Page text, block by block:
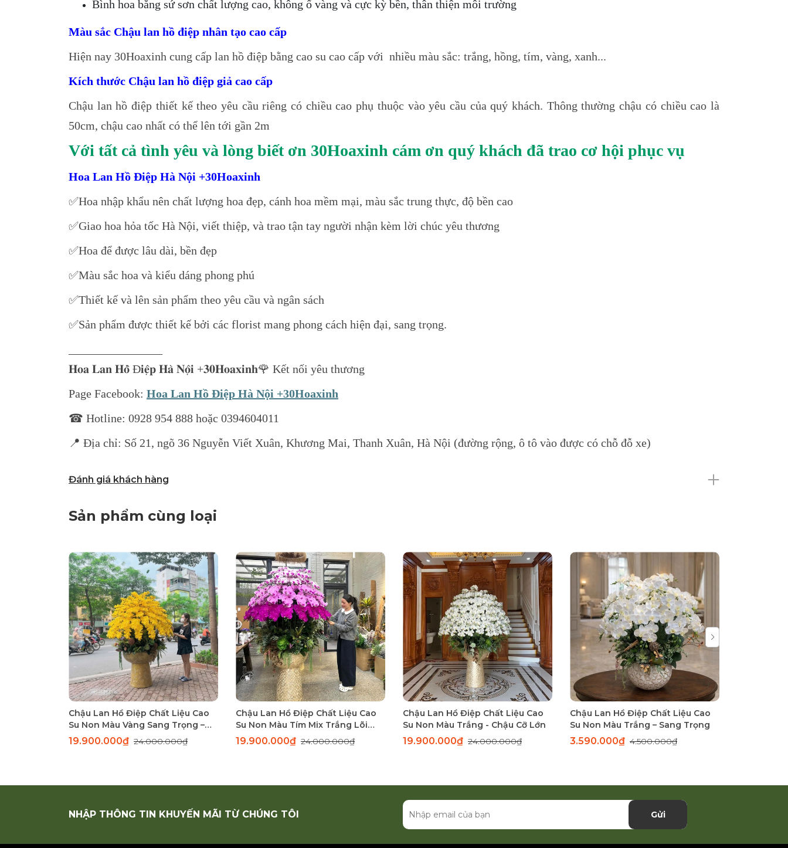
Bình hoa bằng sứ sơn chất lượng cao, không ố vàng và cực kỳ bền, thân thiện môi trường
Màu sắc Chậu lan hồ điệp nhân tạo cao cấp
Hiện nay 30Hoaxinh cung cấp lan hồ điệp bằng cao su cao cấp với nhiều màu sắc: trắng, hồng, tím, vàng, xanh...
Kích thước Chậu lan hồ điệp giả cao cấp
Chậu lan hồ điệp thiết kế theo yêu cầu riêng có chiều cao phụ thuộc vào yêu cầu của quý khách. Thông thường chậu có chiều cao là
50cm, chậu cao nhất có thể lên tới gần 2m
Với tất cả tình yêu và lòng biết ơn 30Hoaxinh cám ơn quý khách đã trao cơ hội phục vụ
Hoa Lan Hồ Điệp Hà Nội +30Hoaxinh
✅Hoa nhập khẩu nên chất lượng hoa đẹp, cánh hoa mềm mại, màu sắc trung thực, độ bền cao
✅Giao hoa hỏa tốc Hà Nội, viết thiệp, và trao tận tay người nhận kèm lời chúc yêu thương
✅Hoa để được lâu dài, bền đẹp
✅Màu sắc hoa và kiểu dáng phong phú
✅Thiết kế và lên sản phẩm theo yêu cầu và ngân sách
✅Sản phẩm được thiết kế bởi các florist mang phong cách hiện đại, sang trọng.
𝐇𝐨𝐚 𝐋𝐚𝐧 𝐇𝐨̂̀ Đ𝐢𝐞̣̂𝐩 𝐇𝐚̀ 𝐍𝐨̣̂𝐢 +𝟑𝟎𝐇𝐨𝐚𝐱𝐢𝐧𝐡🌹 Kết nối yêu thương
Page Facebook: Hoa Lan Hồ Điệp Hà Nội +30Hoaxinh
☎ Hotline: 0928 954 888 hoặc 0394604011
📍 Địa chỉ: Số 21, ngõ 36 Nguyễn Viết Xuân, Khương Mai, Thanh Xuân, Hà Nội (đường rộng, ô tô vào được có chỗ đỗ xe)
Đánh giá khách hàng
Sản phẩm cùng loại
Chậu Lan Hồ Điệp Chất Liệu Cao
Su Non Màu Vàng Sang Trọng –
Chậu Kích Thước Lớn Cho Không
Gian Đẳng Cấp
19.900.000₫ 24.000.000₫
Chậu Lan Hồ Điệp Chất Liệu Cao
Su Non Màu Tím Mix Trắng Lõi
Tím – Chậu Cỡ Đại Sang Trọng
Cho Sảnh, Biệt Thự
19.900.000₫ 24.000.000₫
Chậu Lan Hồ Điệp Chất Liệu Cao
Su Non Màu Trắng - Chậu Cỡ Lớn
19.900.000₫ 24.000.000₫
Chậu Lan Hồ Điệp Chất Liệu Cao
Su Non Màu Trắng – Sang Trọng
3.590.000₫ 4.500.000₫
NHẬP THÔNG TIN KHUYẾN MÃI TỪ CHÚNG TÔI Gửi